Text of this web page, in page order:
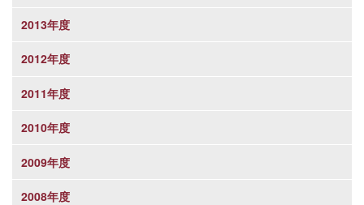
2013年度
2012年度
2011年度
2010年度
2009年度
2008年度